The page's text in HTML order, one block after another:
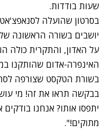
שעות בודדות.
בסרטון שהועלה
יושבים בשורה הראשונה
על האדון, והתקרית כולה
האינפרה-אדום שהותקנו
בשורת הטקסט שצורפה
בבקשה תראו את זה! מי
יתפסו אותו? אנחנו
מתוקים!".